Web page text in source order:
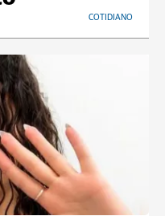
COTIDIANO